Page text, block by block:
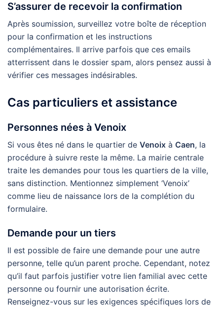
S’assurer de recevoir la confirmation
Après soumission, surveillez votre boîte de réception
pour la confirmation et les instructions
complémentaires. Il arrive parfois que ces emails
atterrissent dans le dossier spam, alors pensez aussi à
vérifier ces messages indésirables.
Cas particuliers et assistance
Personnes nées à Venoix
Si vous êtes né dans le quartier de Venoix à Caen, la
procédure à suivre reste la même. La mairie centrale
traite les demandes pour tous les quartiers de la ville,
sans distinction. Mentionnez simplement ‘Venoix’
comme lieu de naissance lors de la complétion du
formulaire.
Demande pour un tiers
Il est possible de faire une demande pour une autre
personne, telle qu’un parent proche. Cependant, notez
qu’il faut parfois justifier votre lien familial avec cette
personne ou fournir une autorisation écrite.
Renseignez-vous sur les exigences spécifiques lors de